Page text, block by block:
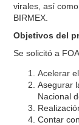
virales, así
BIRMEX.
Objetivos del
Se solicitó a
Acelerar
Asegurar
Nacional
Contar